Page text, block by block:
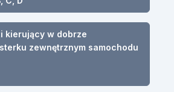
kierujący w dobrze
zewnętrznym samochodu